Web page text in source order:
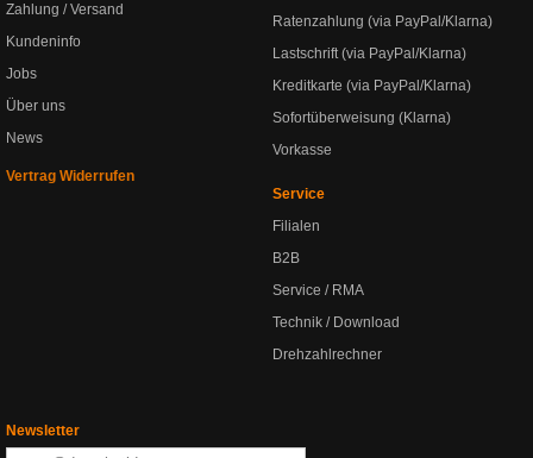
Zahlung / Versand
Kundeninfo
Jobs
Über uns
News
Vertrag Widerrufen
Ratenzahlung (via PayPal/Klarna)
Lastschrift (via PayPal/Klarna)
Kreditkarte (via PayPal/Klarna)
Sofortüberweisung (Klarna)
Vorkasse
Service
Filialen
B2B
Service / RMA
Technik / Download
Drehzahlrechner
Newsletter